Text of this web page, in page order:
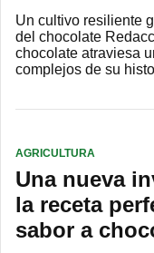
Un cultivo resiliente
del chocolate
chocolate atraviesa
complejos de su
AGRICULTURA
Una nueva
la receta
sabor a